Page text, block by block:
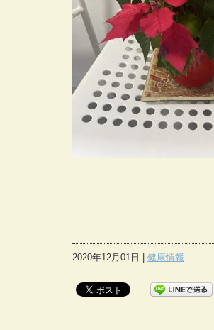
2020年12月01日 | 健康情報